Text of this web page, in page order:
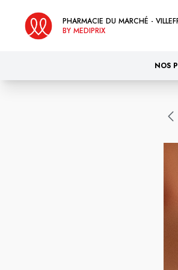
PHARMACIE DU MARCHÉ -
BY MEDIPRIX
NOS